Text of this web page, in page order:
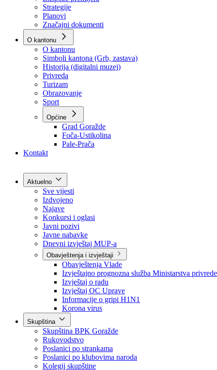
Poslovnik
Program rada Vlade
Ekspoze premijera
Strategije
Planovi
Značajni dokumenti
O kantonu
O kantonu
Simboli kantona (Grb, zastava)
Historija (digitalni muzej)
Privreda
Turizam
Obrazovanje
Sport
Općine
Kontakt
Aktuelno
Sve vijesti
Izdvojeno
Najave
Konkursi i oglasi
Javni pozivi
Javne nabavke
Dnevni izvještaj MUP-a
Obavještenja i izvještaji
Obavještenja Vlade
Izvještajno prognozna služba Ministarstva privrede
Izvještaj o radu
Izvještaj OC Uprave
Informacije o gripi H1N1
Korona virus
Skupština
Skupština BPK Goražde
Rukovodstvo